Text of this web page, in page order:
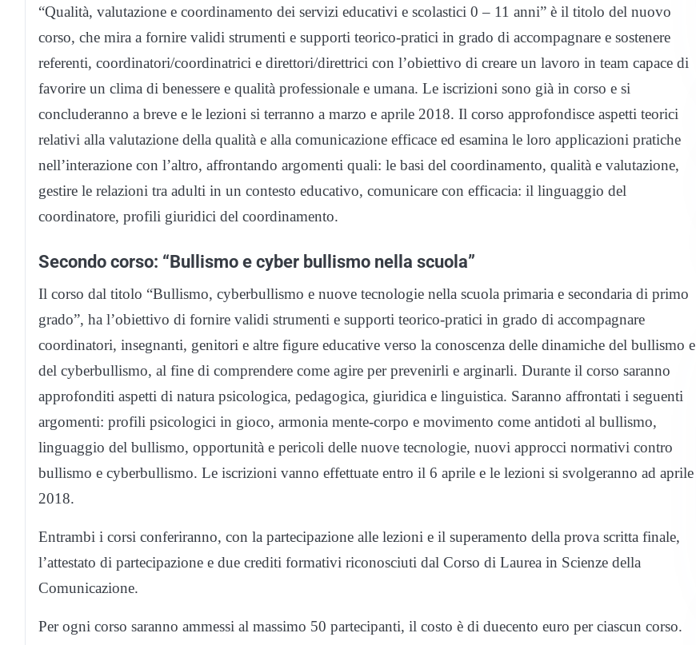
“Qualità, valutazione e coordinamento dei servizi educativi e scolastici 0 – 11 anni” è il titolo del nuovo
corso, che mira a fornire validi strumenti e supporti teorico-pratici in grado di accompagnare e sostenere
referenti, coordinatori/coordinatrici e direttori/direttrici con l’obiettivo di creare un lavoro in team capace di
favorire un clima di benessere e qualità professionale e umana. Le iscrizioni sono già in corso e si
concluderanno a breve e le lezioni si terranno a marzo e aprile 2018. Il corso approfondisce aspetti teorici
relativi alla valutazione della qualità e alla comunicazione efficace ed esamina le loro applicazioni pratiche
nell’interazione con l’altro, affrontando argomenti quali: le basi del coordinamento, qualità e valutazione,
gestire le relazioni tra adulti in un contesto educativo, comunicare con efficacia: il linguaggio del
coordinatore, profili giuridici del coordinamento.
Secondo corso: “Bullismo e cyber bullismo nella scuola”
Il corso dal titolo “Bullismo, cyberbullismo e nuove tecnologie nella scuola primaria e secondaria di primo
grado”, ha l’obiettivo di fornire validi strumenti e supporti teorico-pratici in grado di accompagnare
coordinatori, insegnanti, genitori e altre figure educative verso la conoscenza delle dinamiche del bullismo e
del cyberbullismo, al fine di comprendere come agire per prevenirli e arginarli. Durante il corso saranno
approfonditi aspetti di natura psicologica, pedagogica, giuridica e linguistica. Saranno affrontati i seguenti
argomenti: profili psicologici in gioco, armonia mente-corpo e movimento come antidoti al bullismo,
linguaggio del bullismo, opportunità e pericoli delle nuove tecnologie, nuovi approcci normativi contro
bullismo e cyberbullismo. Le iscrizioni vanno effettuate entro il 6 aprile e le lezioni si svolgeranno ad aprile
2018.
Entrambi i corsi conferiranno, con la partecipazione alle lezioni e il superamento della prova scritta finale,
l’attestato di partecipazione e due crediti formativi riconosciuti dal Corso di Laurea in Scienze della
Comunicazione.
Per ogni corso saranno ammessi al massimo 50 partecipanti, il costo è di duecento euro per ciascun corso.